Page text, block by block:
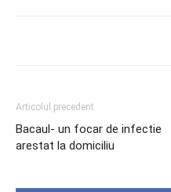
Articolul precedent
Bacaul- un focar de infectie
arestat la domiciliu